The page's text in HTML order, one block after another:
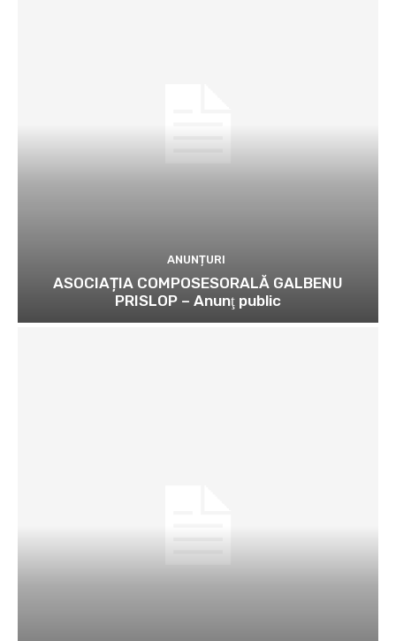
ANUNȚURI
ASOCIAȚIA COMPOSESORALĂ GALBENU
PRISLOP – Anunţ public